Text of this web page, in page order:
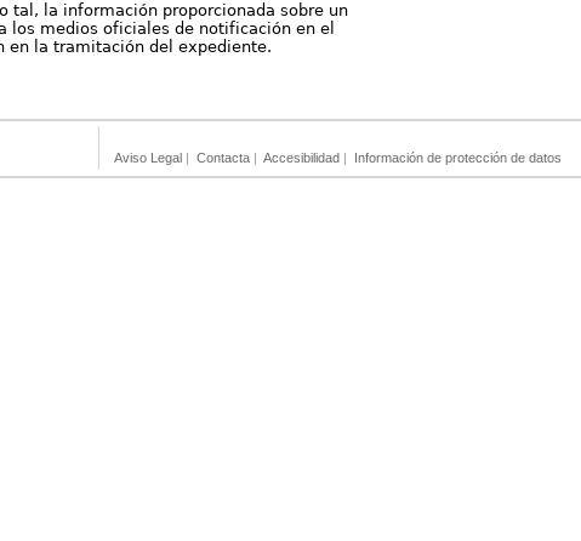
tal, la información proporcionada sobre un
medios oficiales de notificación en el
en la tramitación del expediente.
Aviso Legal | Contacta | Accesibilidad | Información de protección de datos